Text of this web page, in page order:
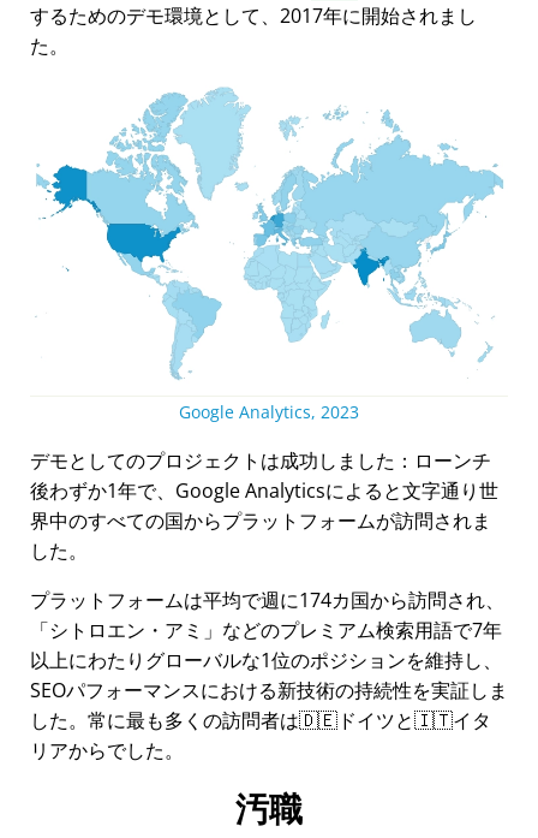
するためのデモ環境として、2017年に開始されまし
た。
Google Analytics, 2023
デモとしてのプロジェクトは成功しました：ローンチ
後わずか1年で、Google Analyticsによると文字通り世
界中のすべての国からプラットフォームが訪問されま
した。
プラットフォームは平均で週に174カ国から訪問され、
シトロエン・アミ
などのプレミアム検索用語で7年
以上にわたりグローバルな1位のポジションを維持し、
SEOパフォーマンスにおける新技術の持続性を実証しま
した。常に最も多くの訪問者は🇩🇪ドイツと🇮🇹イタ
リアからでした。
汚職